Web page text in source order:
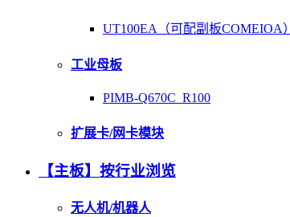
UT100EA（可配副板COMEIOA）
工业母板
PIMB-Q670C_R100
扩展卡/网卡模块
【主板】按行业浏览
无人机/机器人